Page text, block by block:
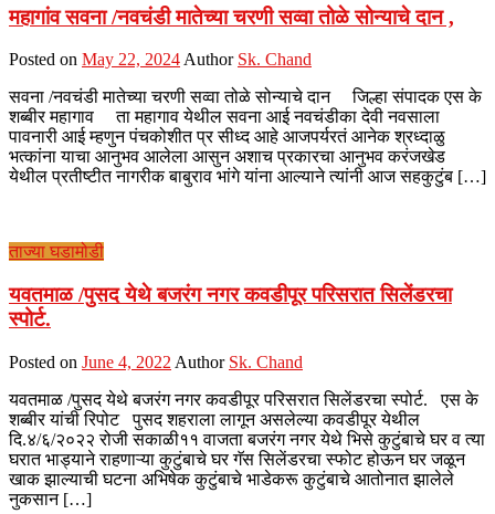
महागांव सवना /नवचंडी मातेच्या चरणी सव्वा तोळे सोन्याचे दान ,
Posted on May 22, 2024Author Sk. Chand
सवना /नवचंडी मातेच्या चरणी सव्वा तोळे सोन्याचे दान जिल्हा संपादक एस के
शब्बीर महागाव ता महागाव येथील सवना आई नवचंडीका देवी नवसाला
पावनारी आई म्हणुन पंचकोशीत प्र सीध्द आहे आजपर्यरतं आनेक श्रध्दाळु
भत्कांना याचा आनुभव आलेला आसुन अशाच प्रकारचा आनुभव करंजखेड
येथील प्रतीष्टीत नागरीक बाबुराव भांगे यांना आल्याने त्यांनी आज सहकुटुंब […]
ताज्या घडामोडी
यवतमाळ /पुसद येथे बजरंग नगर कवडीपूर परिसरात सिलेंडरचा
स्पोर्ट.
Posted on June 4, 2022 Author Sk. Chand
यवतमाळ /पुसद येथे बजरंग नगर कवडीपूर परिसरात सिलेंडरचा स्पोर्ट. एस के
शब्बीर यांची रिपोट पुसद शहराला लागून असलेल्या कवडीपूर येथील
दि.४/६/२०२२ रोजी सकाळी११ वाजता बजरंग नगर येथे भिसे कुटुंबाचे घर व त्या
घरात भाड्याने राहणाऱ्या कुटुंबाचे घर गॅस सिलेंडरचा स्फोट होऊन घर जळून
खाक झाल्याची घटना अभिषेक कुटुंबाचे भाडेकरू कुटुंबाचे आतोनात झालेले
नुकसान […]